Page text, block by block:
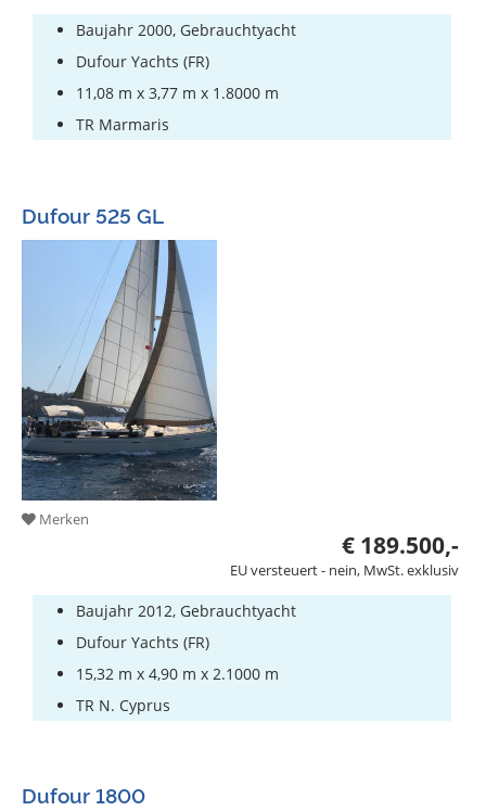
Yachtwerften
Baujahr 2000, Gebrauchtyacht
Dufour Yachts (FR)
11,08 m x 3,77 m x 1.8000 m
TR Marmaris
Dufour 525 GL
Merken
€ 189.500,-
EU versteuert - nein, MwSt. exklusiv
Baujahr 2012, Gebrauchtyacht
Dufour Yachts (FR)
15,32 m x 4,90 m x 2.1000 m
TR N. Cyprus
Dufour 1800